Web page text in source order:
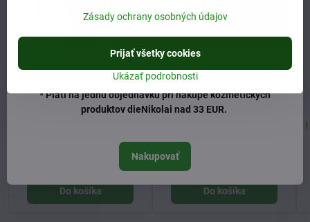
Wegwartehof vlasový
Do košíka
Provida žihľavové vlasové
Do košíka
Zásady ochrany osobných údajov
Ukázať podrobnosti
Prijať všetky cookies
* Platí na jednu objednávku pri nákupe kozmetických
produktov dieNikolai nad 33 EUR.
Nakupovať